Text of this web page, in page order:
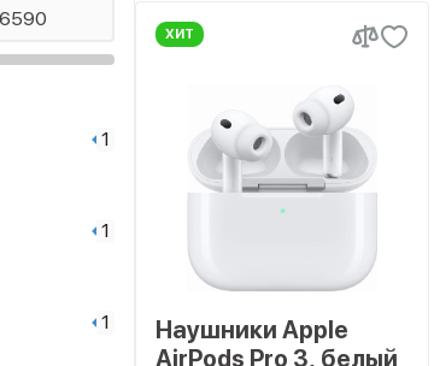
1
1
1
ХИТ
Наушники Apple
AirPods Pro 3, белый